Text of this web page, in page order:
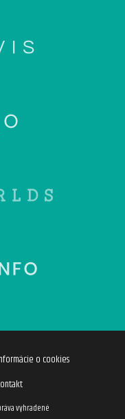
o cookies
vyhradené